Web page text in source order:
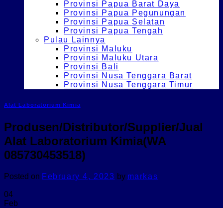
Provinsi Papua Barat Daya
Provinsi Papua Pegunungan
Provinsi Papua Selatan
Provinsi Papua Tengah
Pulau Lainnya
Provinsi Maluku
Provinsi Maluku Utara
Provinsi Bali
Provinsi Nusa Tenggara Barat
Provinsi Nusa Tenggara Timur
Alat Laboratorium Kimia
Produsen/Distributor/Supplier/Jual
Alat Laboratorium Kimia(WA
085730453518)
Posted on February 4, 2023 by markas
04
Feb